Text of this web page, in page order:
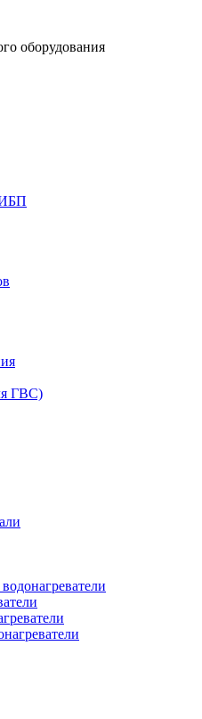
оборудования
ИБП
ГВС)